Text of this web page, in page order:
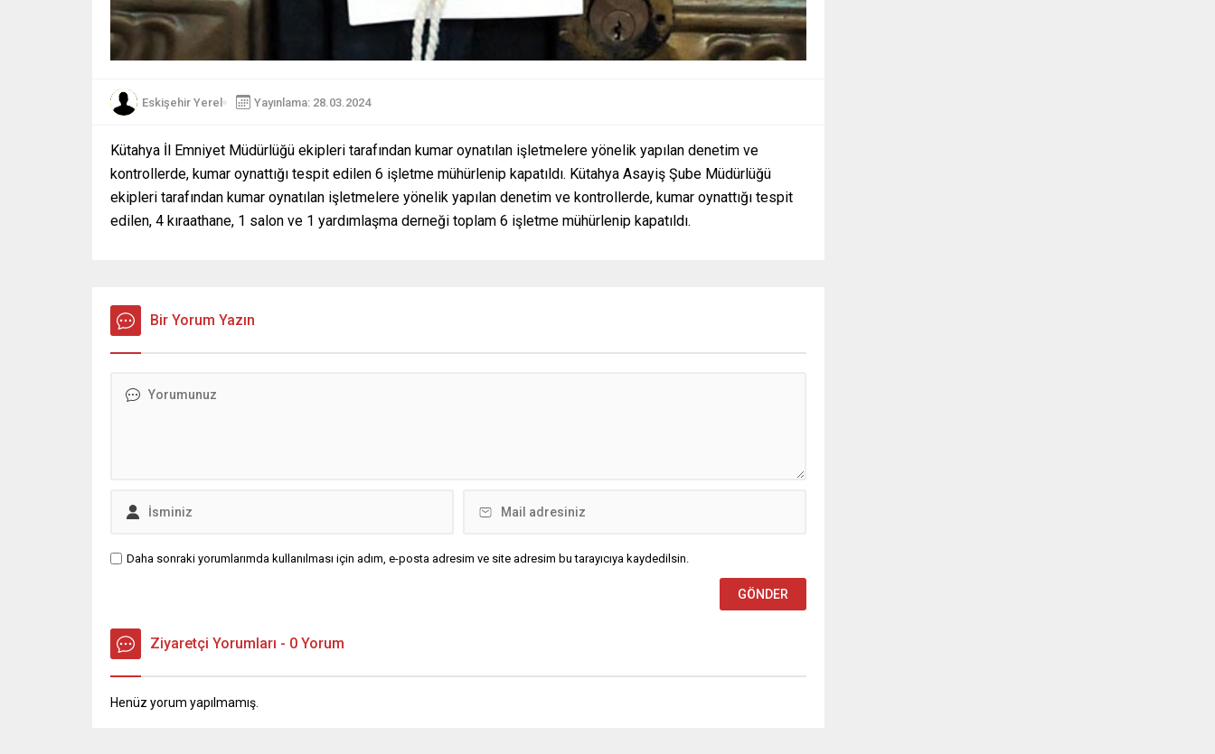
Eskişehir Yerel Yayınlama: 28.03.2024
Kütahya İl Emniyet Müdürlüğü ekipleri tarafından kumar oynatılan işletmelere yönelik yapılan denetim ve
kontrollerde, kumar oynattığı tespit edilen 6 işletme mühürlenip kapatıldı. Kütahya Asayiş Şube Müdürlüğü
ekipleri tarafından kumar oynatılan işletmelere yönelik yapılan denetim ve kontrollerde, kumar oynattığı tespit
edilen, 4 kıraathane, 1 salon ve 1 yardımlaşma derneği toplam 6 işletme mühürlenip kapatıldı.
Bir Yorum Yazın
Daha sonraki yorumlarımda kullanılması için adım, e-posta adresim ve site adresim bu tarayıcıya kaydedilsin.
Ziyaretçi Yorumları - 0 Yorum
Henüz yorum yapılmamış.